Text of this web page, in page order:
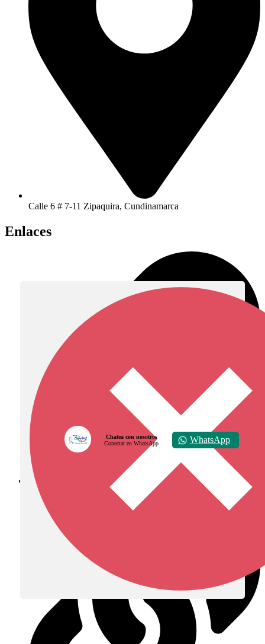
Calle 6 # 7-11 Zipaquira, Cundinamarca
Enlaces
Diócesis de Zipaquirá
Chatea con nosotros
Conectar en WhatsApp
WhatsApp